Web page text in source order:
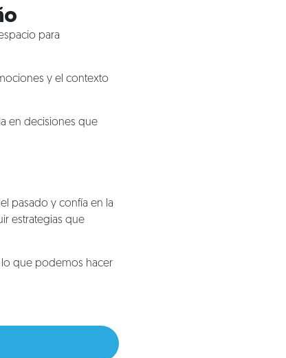
para
y el contexto
en decisiones que
pasado y confía en la
estrategias que
lo que podemos hacer